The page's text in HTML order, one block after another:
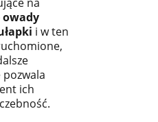
owady
i w ten
pozwala
ich